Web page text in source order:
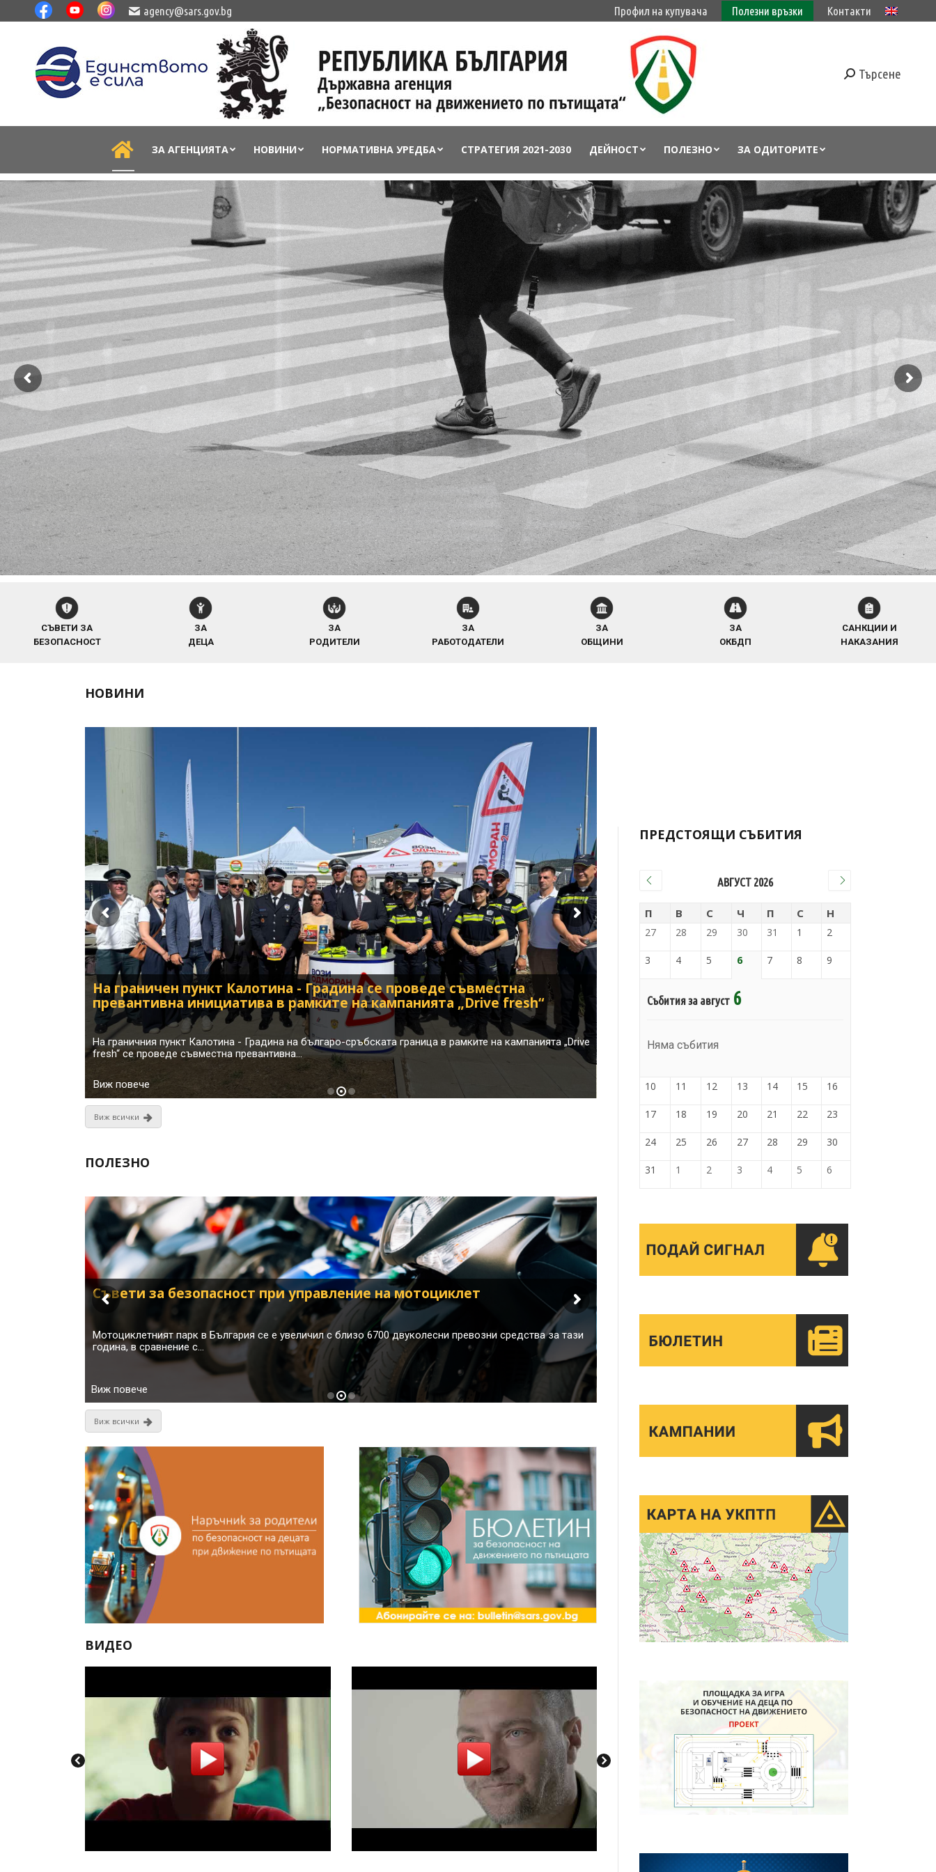
agency@sars.gov.bg Профил на купувача Полезни връзки Контакти
Търсене
ЗА АГЕНЦИЯТА НОВИНИ НОРМАТИВНА УРЕДБА СТРАТЕГИЯ 2021-2030 ДЕЙНОСТ ПОЛЕЗНО ЗА ОДИТОРИТЕ
НОВИНИ
Виж всички
ПОЛЕЗНО
Виж всички
ВИДЕО
ПРЕДСТОЯЩИ СЪБИТИЯ
АВГУСТ 2026
П В С Ч П С Н
27 28 29 30 31 1 2
3 4 5 6 7 8 9
Събития за август 6
Няма събития
10 11 12 13 14 15 16
17 18 19 20 21 22 23
24 25 26 27 28 29 30
31 1 2 3 4 5 6